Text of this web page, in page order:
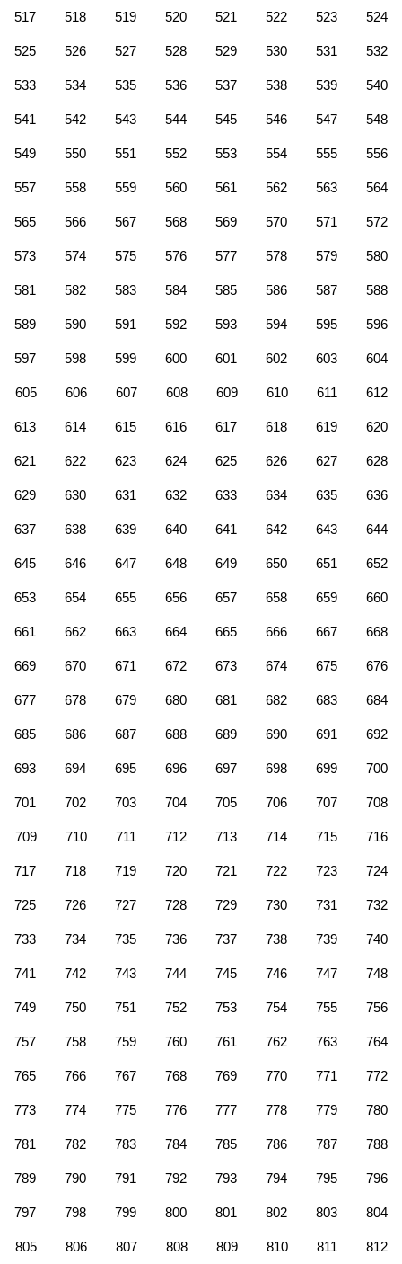
517 518 519 520 521 522 523 524
525 526 527 528 529 530 531 532
533 534 535 536 537 538 539 540
541 542 543 544 545 546 547 548
549 550 551 552 553 554 555 556
557 558 559 560 561 562 563 564
565 566 567 568 569 570 571 572
573 574 575 576 577 578 579 580
581 582 583 584 585 586 587 588
589 590 591 592 593 594 595 596
597 598 599 600 601 602 603 604
605 606 607 608 609 610 611 612
613 614 615 616 617 618 619 620
621 622 623 624 625 626 627 628
629 630 631 632 633 634 635 636
637 638 639 640 641 642 643 644
645 646 647 648 649 650 651 652
653 654 655 656 657 658 659 660
661 662 663 664 665 666 667 668
669 670 671 672 673 674 675 676
677 678 679 680 681 682 683 684
685 686 687 688 689 690 691 692
693 694 695 696 697 698 699 700
701 702 703 704 705 706 707 708
709 710 711 712 713 714 715 716
717 718 719 720 721 722 723 724
725 726 727 728 729 730 731 732
733 734 735 736 737 738 739 740
741 742 743 744 745 746 747 748
749 750 751 752 753 754 755 756
757 758 759 760 761 762 763 764
765 766 767 768 769 770 771 772
773 774 775 776 777 778 779 780
781 782 783 784 785 786 787 788
789 790 791 792 793 794 795 796
797 798 799 800 801 802 803 804
805 806 807 808 809 810 811 812